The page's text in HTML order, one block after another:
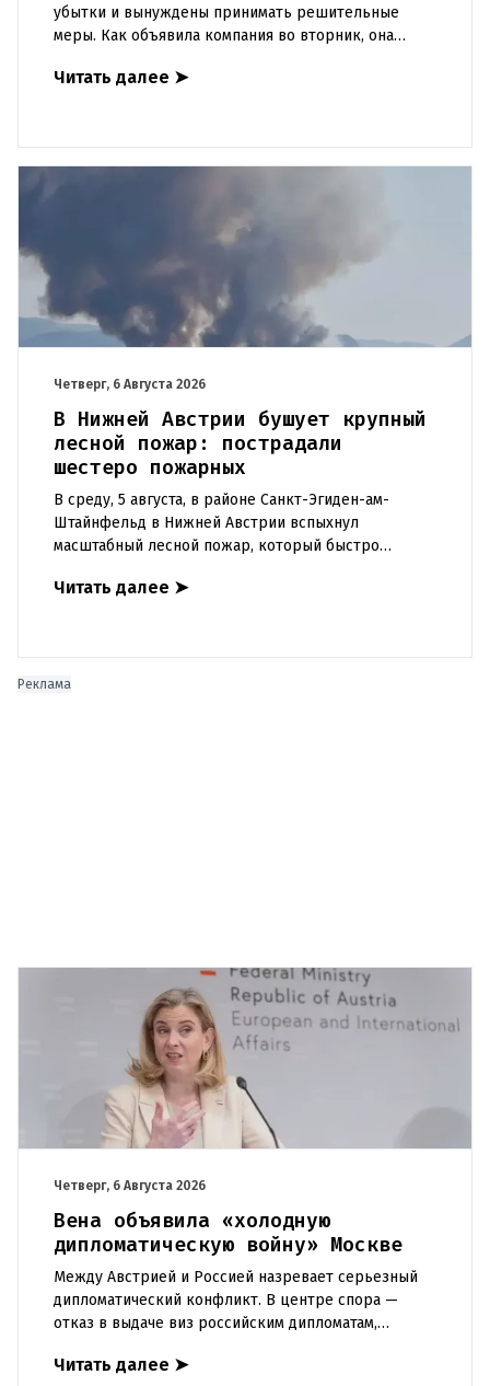
убытки и вынуждены принимать решительные
меры. Как объявила компания во вторник, она
Грац.Причиной столь жесткой экономии
Читать далее ➤
Четверг, 6 Августа 2026
В Нижней Австрии бушует крупный
лесной пожар: пострадали
шестеро пожарных
В среду, 5 августа, в районе Санкт-Эгиден-ам-
Штайнфельд в Нижней Австрии вспыхнул
масштабный лесной пожар, который быстро
ходе тушения пострадали шесте
Читать далее ➤
Реклама
Четверг, 6 Августа 2026
Вена объявила «холодную
дипломатическую войну» Москве
Между Австрией и Россией назревает серьезный
дипломатический конфликт. В центре спора —
отказ в выдаче виз российским дипломатам,
международных организаций, которые
Читать далее ➤